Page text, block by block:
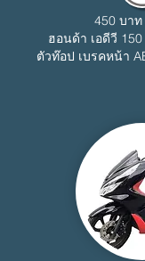
450 บา
ฮอนด้า เอดีวี
ตัวท๊อป เบรคหน้า